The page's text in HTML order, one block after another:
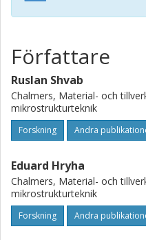
Författare
Ruslan Shvab
Chalmers, Material- och
mikrostrukturteknik
Forskning Andra
Eduard Hryha
Chalmers, Material- och
mikrostrukturteknik
Forskning Andra